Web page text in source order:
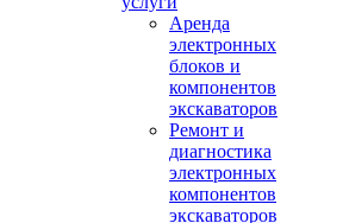
Аренда
электронных
блоков и
компонентов
экскаваторов
Ремонт и
диагностика
электронных
компонентов
экскаваторов